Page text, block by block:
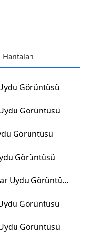
Görüntüsü
Görüntüsü
Görüntüsü
Görüntüsü
Çorum Sungurlu Yukarıbeşpınar Uydu Görüntüsü
Görüntüsü
Görüntüsü